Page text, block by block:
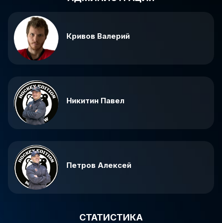
Кривов Валерий
Никитин Павел
Петров Алексей
СТАТИСТИКА